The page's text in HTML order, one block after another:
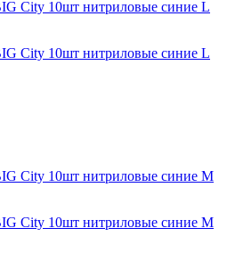
City 10шт нитриловые синие L
City 10шт нитриловые синие M